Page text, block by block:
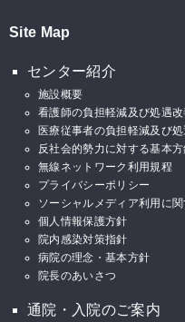
Site Map
センター紹介
施設概要
看護師の負担軽減及び処遇改
医療従事者の負担軽減及び
反社会的勢力に対する基本方
無線ネットワーク利用規程
プライバシーポリシー
ソーシャルメディア利用に
個人情報保護方針
院内感染対策指針
病院の理念・基本方針
院長のあいさつ
通院・入院のご案内